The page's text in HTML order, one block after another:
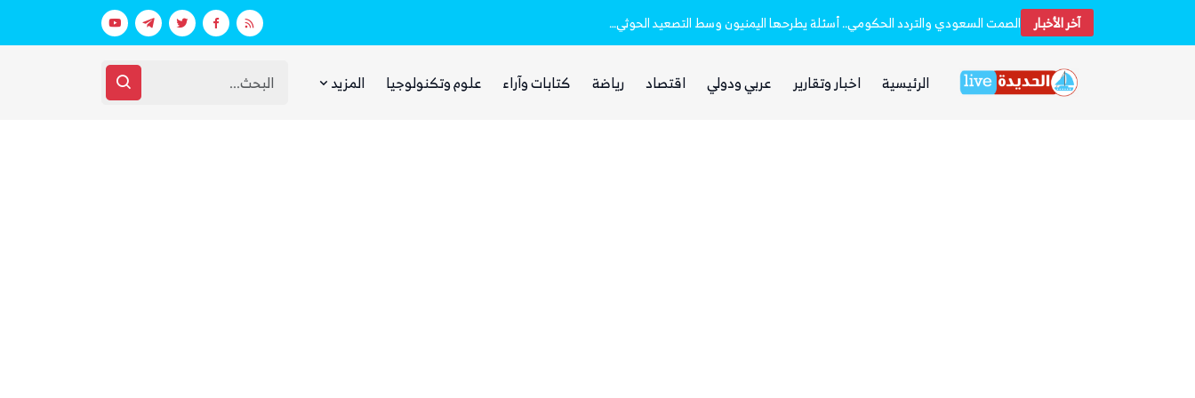
آخر الأخبار الصمت السعودي والتردد الحكومي.. أسئلة يطرحها اليمنيون وسط التصعيد الحوثي الأخير بعد يومين من الانفجار.. الحوثيون ينتشلون جثث 26 من عناصر «القوة الصاروخية» في نفق بين الحيمة ومناخة
الرئيسية اخبار وتقارير عربي ودولي اقتصاد رياضة كتابات وآراء علوم وتكنولوجيا المزيد